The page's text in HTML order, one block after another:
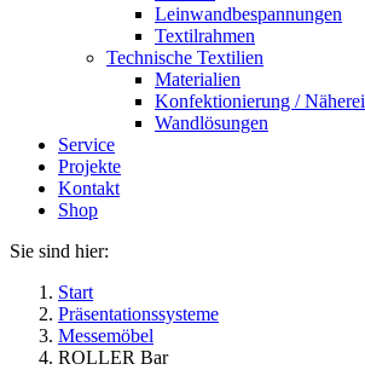
Leinwandbespannungen
Textilrahmen
Technische Textilien
Materialien
Konfektionierung / Näherei
Wandlösungen
Service
Projekte
Kontakt
Shop
Sie sind hier:
Start
Präsentationssysteme
Messemöbel
ROLLER Bar